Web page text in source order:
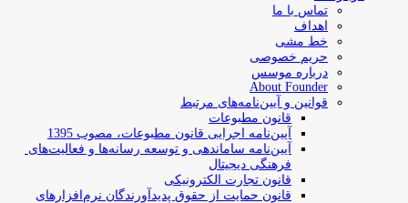
تماس با ما
اهداف
خط مشی
حریم خصوصی
درباره موسس
About Founder
قوانین و آیین‌نامه‌های مرتبط
‌قانون مطبوعات
آیین‌نامه اجرایی قانون مطبوعات، مصوب 1395
آیین‌نامه سامان­دهی و توسعه رسانه­‌ها و فعالیت‌­های
فرهنگی دیجیتال
قانون تجارت الکترونیکی
قانون حمایت از حقوق پدیدآورندگان نرم‌افزارهای